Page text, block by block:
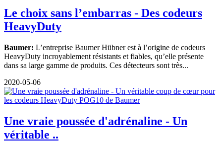
Le choix sans l’embarras - Des codeurs
HeavyDuty
Baumer: L’entreprise Baumer Hübner est à l’origine de codeurs
HeavyDuty incroyablement résistants et fiables, qu’elle présente
dans sa large gamme de produits. Ces détecteurs sont très...
2020-05-06
Une vraie poussée d'adrénaline - Un
véritable ..